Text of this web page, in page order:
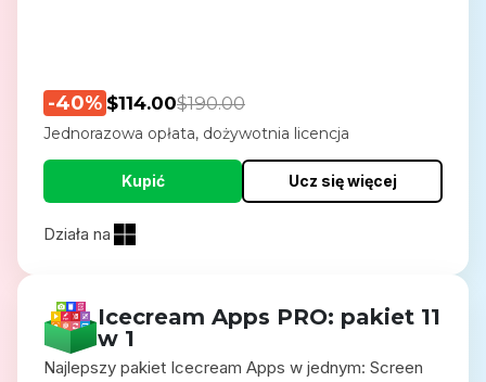
-40% $114.00$190.00
Jednorazowa opłata, dożywotnia licencja
Kupić Ucz się więcej
Działa na
Icecream Apps PRO: pakiet 11
w 1
Najlepszy pakiet Icecream Apps w jednym: Screen